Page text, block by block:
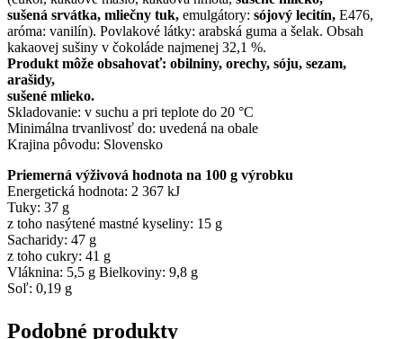
sušená srvátka, mliečny tuk, emulgátory: sójový lecitín, E476,
aróma: vanilín). Povlakové látky: arabská guma a šelak. Obsah
kakaovej sušiny v čokoláde najmenej 32,1 %.
Produkt môže obsahovať: obilniny, orechy, sóju, sezam,
arašidy,
sušené mlieko.
Skladovanie: v suchu a pri teplote do 20 °C
Minimálna trvanlivosť do: uvedená na obale
Krajina pôvodu: Slovensko
Priemerná výživová hodnota na 100 g výrobku
Energetická hodnota: 2 367 kJ
Tuky: 37 g
z toho nasýtené mastné kyseliny: 15 g
Sacharidy: 47 g
z toho cukry: 41 g
Vláknina: 5,5 g Bielkoviny: 9,8 g
Soľ: 0,19 g
Podobné produkty